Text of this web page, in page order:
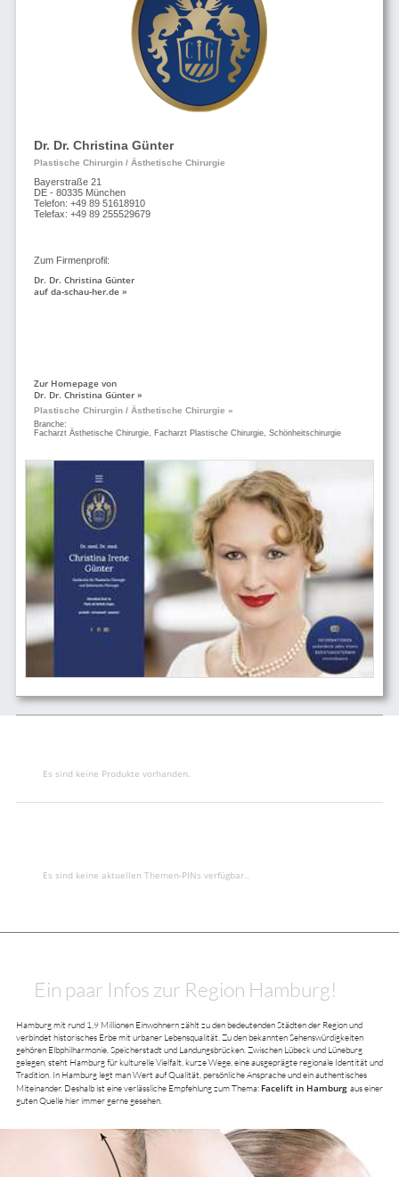
Dr. Dr. Christina Günter
Plastische Chirurgin / Ästhetische Chirurgie
Bayerstraße 21
DE - 80335 München
Telefon: +49 89 51618910
Telefax: +49 89 255529679
Zum Firmenprofil:
Dr. Dr. Christina Günter
auf da-schau-her.de »
Zur Homepage von
Dr. Dr. Christina Günter »
Plastische Chirurgin / Ästhetische Chirurgie »
Branche:
Facharzt Ästhetische Chirurgie, Facharzt Plastische Chirurgie, Schönheitschirurgie
Es sind keine Produkte vorhanden.
Es sind keine aktuellen Themen-PINs verfügbar..
Ein paar Infos zur Region Hamburg!
Hamburg mit rund 1,9 Millionen Einwohnern zählt zu den bedeutenden Städten der Region und
verbindet historisches Erbe mit urbaner Lebensqualität. Zu den bekannten Sehenswürdigkeiten
gehören Elbphilharmonie, Speicherstadt und Landungsbrücken. Zwischen Lübeck und Lüneburg
gelegen, steht Hamburg für kulturelle Vielfalt, kurze Wege, eine ausgeprägte regionale Identität und
Tradition. In Hamburg legt man Wert auf Qualität, persönliche Ansprache und ein authentisches
Miteinander. Deshalb ist eine verlässliche Empfehlung zum Thema: Facelift in Hamburg aus einer
guten Quelle hier immer gerne gesehen.